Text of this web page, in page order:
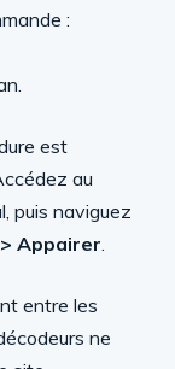
:
est
au
puis naviguez
Appairer.
entre les
ne